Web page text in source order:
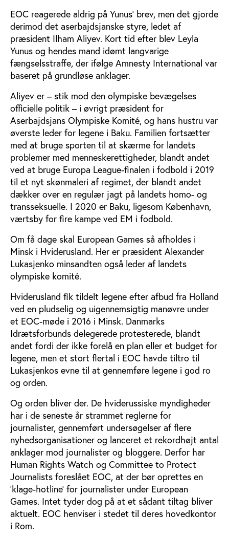
EOC reagerede aldrig på Yunus’ brev, men det gjorde
derimod det aserbajdsjanske styre, ledet af
præsident Ilham Aliyev. Kort tid efter blev Leyla
Yunus og hendes mand idømt langvarige
fængselsstraffe, der ifølge Amnesty International var
baseret på grundløse anklager.
Aliyev er – stik mod den olympiske bevægelses
officielle politik – i øvrigt præsident for
Aserbajdsjans Olympiske Komité, og hans hustru var
øverste leder for legene i Baku. Familien fortsætter
med at bruge sporten til at skærme for landets
problemer med menneskerettigheder, blandt andet
ved at bruge Europa League-finalen i fodbold i 2019
til et nyt skønmaleri af regimet, der blandt andet
dækker over en regulær jagt på landets homo- og
transseksuelle. I 2020 er Baku, ligesom København,
værtsby for fire kampe ved EM i fodbold.
Om få dage skal European Games så afholdes i
Minsk i Hviderusland. Her er præsident Alexander
Lukasjenko minsandten også leder af landets
olympiske komité.
Hviderusland fik tildelt legene efter afbud fra Holland
ved en pludselig og uigennemsigtig manøvre under
et EOC-møde i 2016 i Minsk. Danmarks
Idrætsforbunds delegerede protesterede, blandt
andet fordi der ikke forelå en plan eller et budget for
legene, men et stort flertal i EOC havde tiltro til
Lukasjenkos evne til at gennemføre legene i god ro
og orden.
Og orden bliver der. De hviderussiske myndigheder
har i de seneste år strammet reglerne for
journalister, gennemført undersøgelser af flere
nyhedsorganisationer og lanceret et rekordhøjt antal
anklager mod journalister og bloggere. Derfor har
Human Rights Watch og Committee to Protect
Journalists foreslået EOC, at der bør oprettes en
’klage-hotline’ for journalister under European
Games. Intet tyder dog på at et sådant tiltag bliver
aktuelt. EOC henviser i stedet til deres hovedkontor
i Rom.